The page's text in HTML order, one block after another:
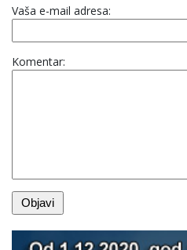
Vaša e-mail adresa:
Komentar: